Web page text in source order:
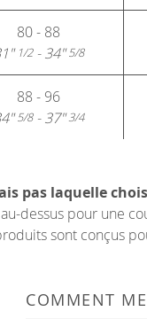
80 - 88
1/2- 34"5/8
88 - 96
5/8- 37"3/4
pas laquelle
dessus pour une
sont conçus
COMMENT